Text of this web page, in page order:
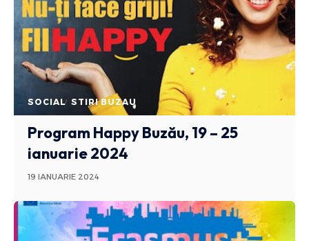
SOCIAL STIRI BUZAU
Program Happy Buzău, 19 – 25
ianuarie 2024
19 IANUARIE 2024